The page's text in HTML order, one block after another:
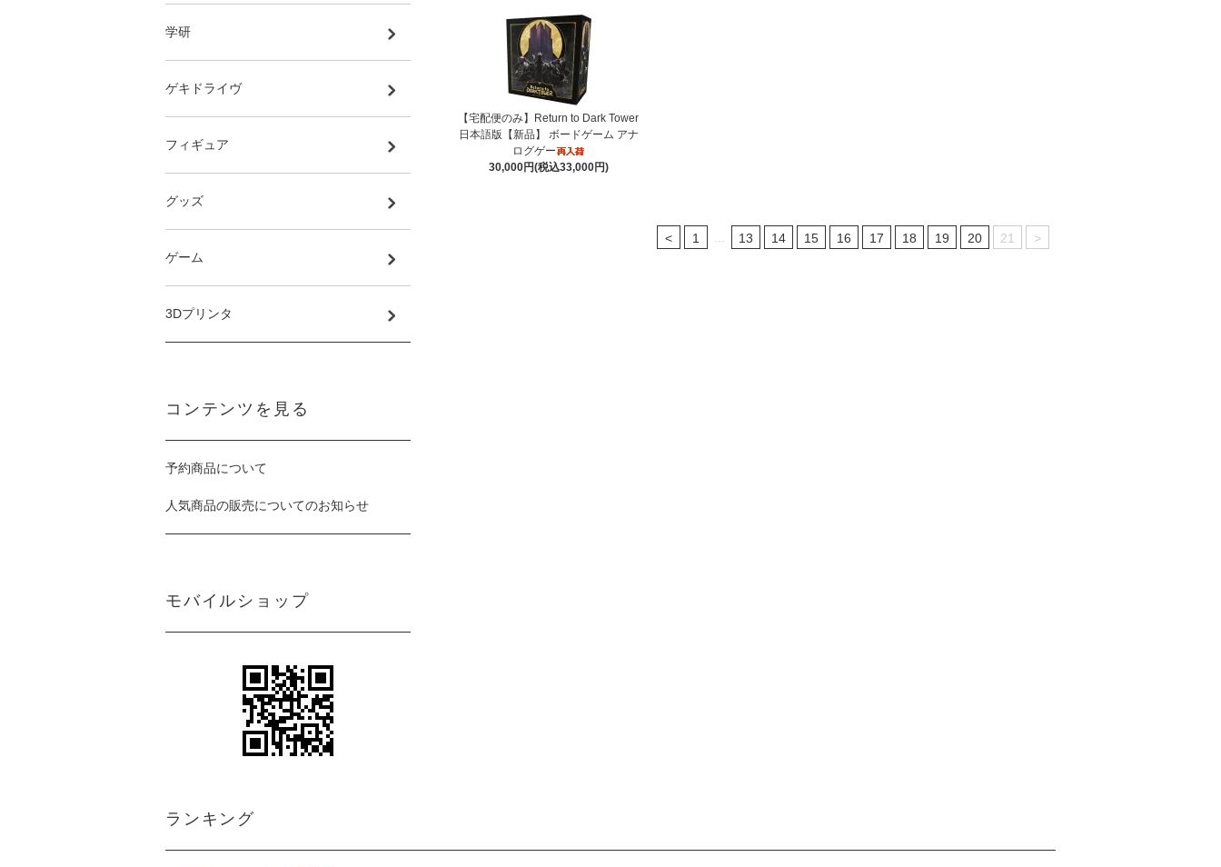
【宅配便のみ】Return to Dark Tower
日本語版【新品】 ボードゲーム アナ
ログゲー
30,000円(税込33,000円)
< 1 13 14 15 16 17 18 19 20 21 >
学研
ゲキドライヴ
フィギュア
グッズ
ゲーム
3Dプリンタ
コンテンツを見る
予約商品について
人気商品の販売についてのお知らせ
モバイルショップ
ランキング